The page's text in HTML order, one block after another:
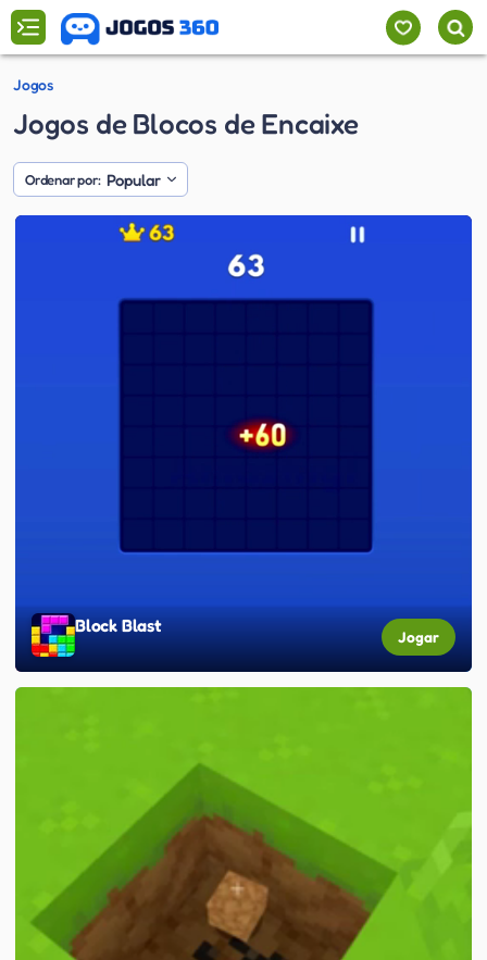
Jogos
Jogos de Blocos de Encaixe
Ordenar por: Popular
Block Blast
Jogar